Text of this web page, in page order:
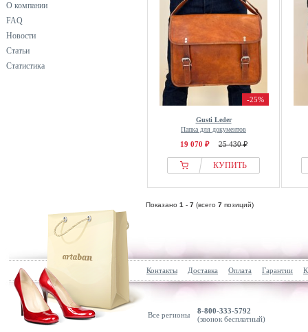
О компании
FAQ
Новости
Статьи
Статистика
-25%
Gusti Leder
Папка для документов
19 070 ₽ 25 430 ₽
КУПИТЬ
Показано 1 - 7 (всего 7 позиций)
Контакты Доставка Оплата Гарантии
Все регионы
8-800-333-5792
(звонок бесплатный)